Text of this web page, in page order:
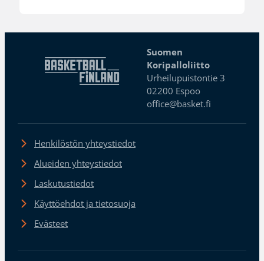
Suomen
Koripalloliitto
Urheilupuistontie 3
02200 Espoo
office@basket.fi
Henkilöstön yhteystiedot
Alueiden yhteystiedot
Laskutustiedot
Käyttöehdot ja tietosuoja
Evästeet